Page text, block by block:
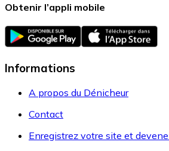
Obtenir l’appli mobile
Informations
A propos du Dénicheur
Contact
Enregistrez votre site et